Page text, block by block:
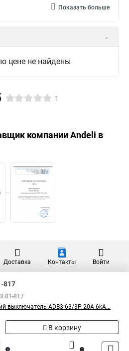
Показать больше
цене не найдены
1
компанииAndeli в
Доставка Контакты Войти
817
817
выключатель ADB3-63/3P 20A 6kA...
В корзину
0 1